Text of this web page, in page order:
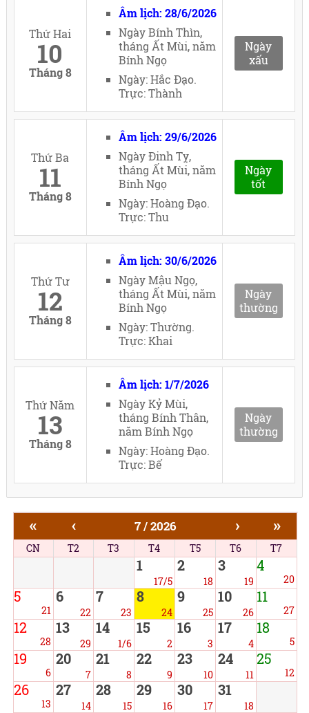
Thứ Hai
10
Tháng 8
Âm lịch: 28/6/2026
Ngày Bính Thìn,
tháng Ất Mùi, năm
Bính Ngọ
Ngày: Hắc Đạo.
Trực: Thành
Ngày
xấu
Thứ Ba
11
Tháng 8
Âm lịch: 29/6/2026
Ngày Đinh Tỵ,
tháng Ất Mùi, năm
Bính Ngọ
Ngày: Hoàng Đạo.
Trực: Thu
Ngày
tốt
Thứ Tư
12
Tháng 8
Âm lịch: 30/6/2026
Ngày Mậu Ngọ,
tháng Ất Mùi, năm
Bính Ngọ
Ngày: Thường.
Trực: Khai
Ngày
thường
Thứ Năm
13
Tháng 8
Âm lịch: 1/7/2026
Ngày Kỷ Mùi,
tháng Bính Thân,
năm Bính Ngọ
Ngày: Hoàng Đạo.
Trực: Bế
Ngày
thường
« ‹ 7 / 2026 › »
CN T2 T3 T4 T5 T6 T7
1
17/5
2
18
3
19
4
20
5
21
6
22
7
23
8
24
9
25
10
26
11
27
12
28
13
29
14
1/6
15
2
16
3
17
4
18
5
19
6
20
7
21
8
22
9
23
10
24
11
25
12
26
13
27
14
28
15
29
16
30
17
31
18